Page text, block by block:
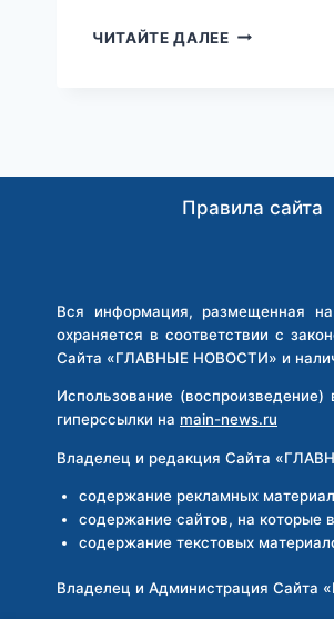
ЧИТАЙТЕ ДАЛЕЕ
ПЕРЕД
Правила сайта
Вся информация, размещенная
охраняется в соответствии с
Сайта «ГЛАВНЫЕ НОВОСТИ» и
Использование
гиперссылки на main-news.ru
Владелец и редакция Сайта
содержание рекламных
содержание сайтов, на которые
содержание текстовых
Владелец и Администрация